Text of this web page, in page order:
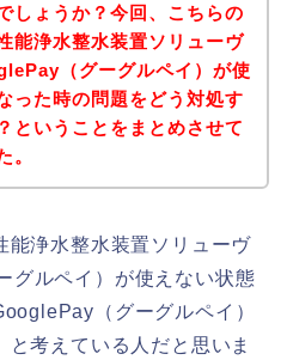
しょうか？今回、こちらの
能浄水整水装置ソリューヴ
（グーグルペイ）が使
った時の問題をどう対処す
ということをまとめさせて
。
能浄水整水装置ソリューヴ
グルペイ）が使えない状態
（グーグルペイ）
考えている人だと思いま